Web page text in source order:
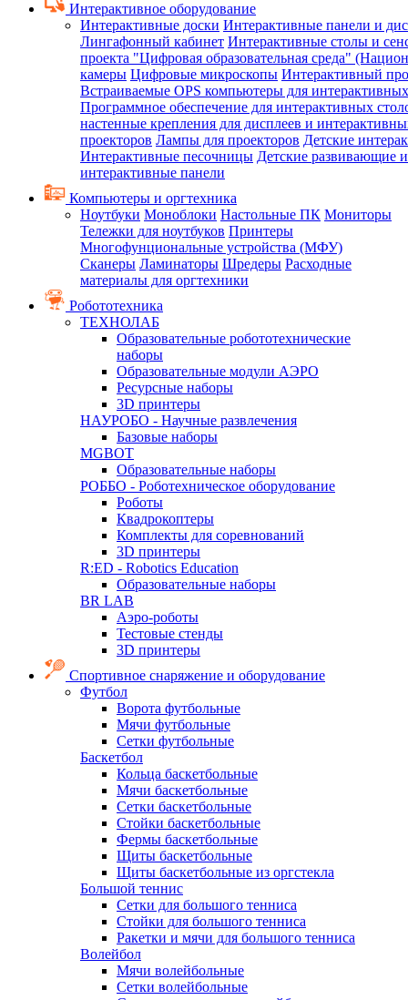
Интерактивное оборудование
Интерактивные доски Интерактивные панели и
Лингафонный кабинет Интерактивные столы и
проекта "Цифровая образовательная среда"
камеры Цифровые микроскопы Интерактивный
Встраиваемые OPS компьютеры для
Программное обеспечение для интерактивных
настенные крепления для дисплеев и
проекторов Лампы для проекторов Детские
Интерактивные песочницы Детские развивающие
интерактивные панели
Компьютеры и оргтехника
Ноутбуки Моноблоки Настольные ПК Мониторы
Тележки для ноутбуков Принтеры
Многофунциональные устройства (МФУ)
Сканеры Ламинаторы Шредеры Расходные
материалы для оргтехники
Робототехника
ТЕХНОЛАБ
Образовательные робототехнические
наборы
Образовательные модули АЭРО
Ресурсные наборы
3D принтеры
НАУРОБО - Научные развлечения
Базовые наборы
MGBOT
Образовательные наборы
РОББО - Роботехническое оборудование
Роботы
Квадрокоптеры
Комплекты для соревнований
3D принтеры
R:ED - Robotics Education
Образовательные наборы
BR LAB
Аэро-роботы
Тестовые стенды
3D принтеры
Спортивное снаряжение и оборудование
Футбол
Ворота футбольные
Мячи футбольные
Сетки футбольные
Баскетбол
Кольца баскетбольные
Мячи баскетбольные
Сетки баскетбольные
Стойки баскетбольные
Фермы баскетбольные
Щиты баскетбольные
Щиты баскетбольные из оргстекла
Большой теннис
Сетки для большого тенниса
Стойки для большого тенниса
Ракетки и мячи для большого тенниса
Волейбол
Мячи волейбольные
Сетки волейбольные